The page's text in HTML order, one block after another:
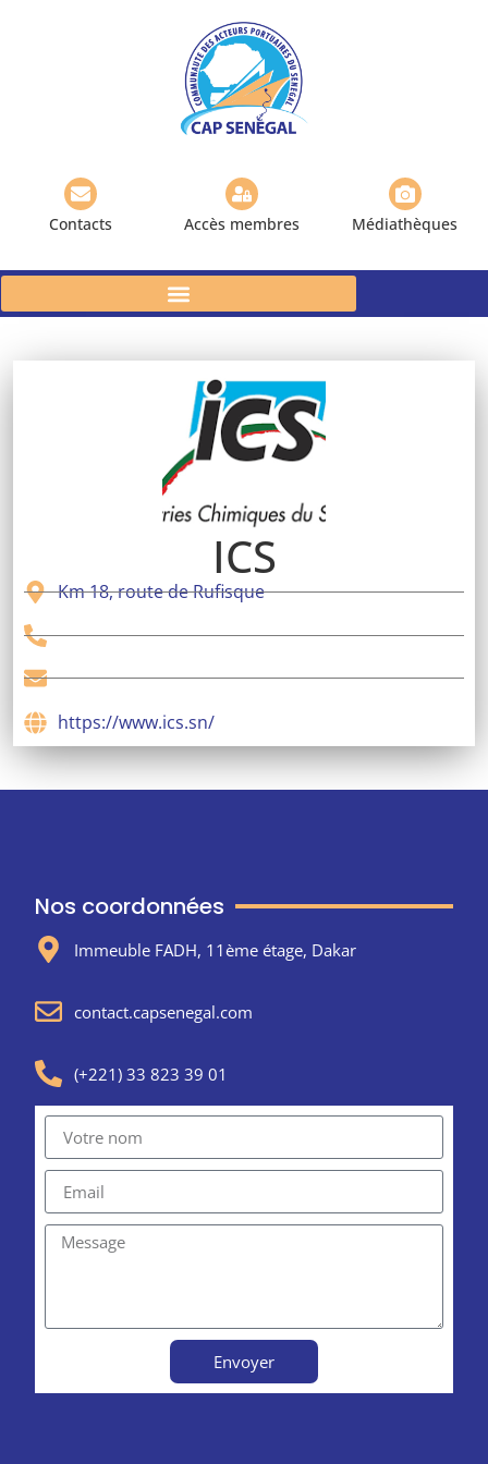
Contacts Accès membres Médiathèques
ICS
Km 18, route de Rufisque
https://www.ics.sn/
Nos coordonnées
Immeuble FADH, 11ème étage, Dakar
contact.capsenegal.com
(+221) 33 823 39 01
Envoyer